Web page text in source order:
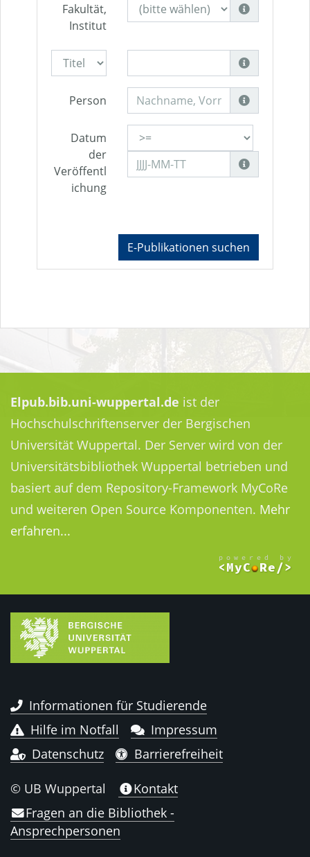
Fakultät,
Institut
Person
Datum
der
Veröffentl
ichung
E-Publikationen suchen
Elpub.bib.uni-wuppertal.de ist der
Hochschulschriftenserver der Bergischen
Universität Wuppertal. Der Server wird von der
Universitätsbibliothek Wuppertal betrieben und
basiert auf dem Repository-Framework MyCoRe
und weiteren Open Source Komponenten. Mehr
erfahren...
Informationen für Studierende
Hilfe im Notfall
Impressum
Datenschutz
Barrierefreiheit
© UB Wuppertal
Kontakt
Fragen an die Bibliothek -
Ansprechpersonen